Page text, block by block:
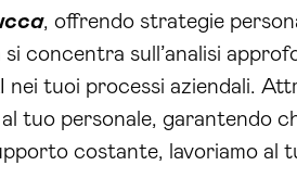
, offrendo strategie
concentra sull’analisi
nei tuoi processi aziendali.
tuo personale, garantendo
costante, lavoriamo al